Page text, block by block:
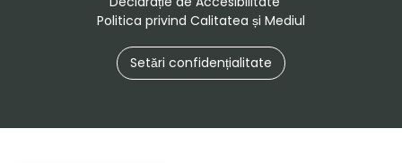
Politica privind Calitatea și Mediul
Setări confidențialitate